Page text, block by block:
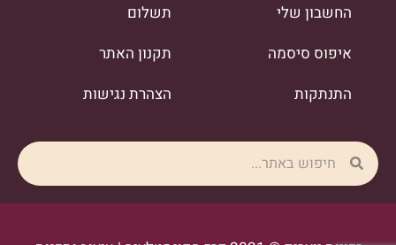
החשבון שלי
איפוס סיסמה
התנתקות
תשלום
תקנון האתר
הצהרת נגישות
Search
Search